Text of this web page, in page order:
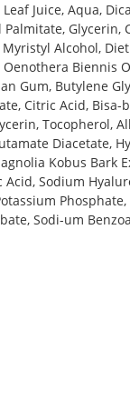
Juice, Aqua,
Glycerin,
Alcohol,
Biennis
Gum, Butylene
Citric Acid, Bisa-
Tocopherol,
Diacetate,
Kobus Bark
Acid, Sodium
Sodi-um